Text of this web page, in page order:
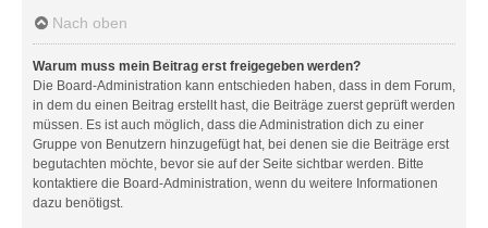
Nach oben
Warum muss mein Beitrag erst freigegeben werden?
Die Board-Administration kann entschieden haben, dass in dem Forum,
in dem du einen Beitrag erstellt hast, die Beiträge zuerst geprüft werden
müssen. Es ist auch möglich, dass die Administration dich zu einer
Gruppe von Benutzern hinzugefügt hat, bei denen sie die Beiträge erst
begutachten möchte, bevor sie auf der Seite sichtbar werden. Bitte
kontaktiere die Board-Administration, wenn du weitere Informationen
dazu benötigst.